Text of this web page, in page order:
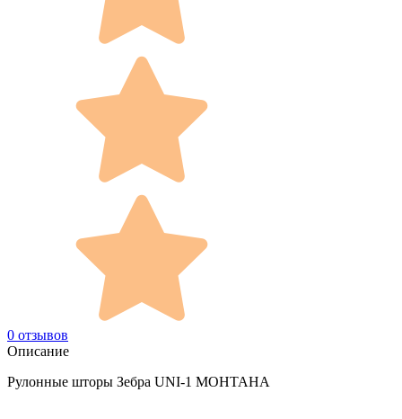
0 отзывов
Описание
Рулонные шторы Зебра UNI-1 МОНТАНА